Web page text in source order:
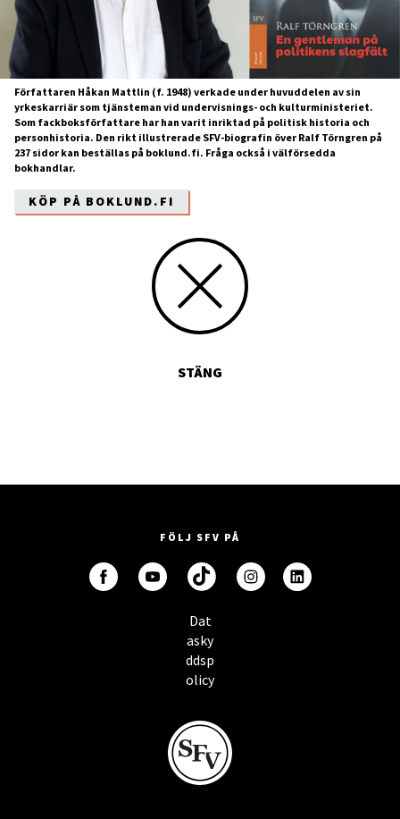
Författaren Håkan Mattlin (f. 1948) verkade under huvuddelen av sin
yrkeskarriär som tjänsteman vid undervisnings- och kulturministeriet.
Som fackboksförfattare har han varit inriktad på politisk historia och
personhistoria. Den rikt illustrerade SFV-biografin över Ralf Törngren på
237 sidor kan beställas på boklund.fi. Fråga också i välförsedda
bokhandlar.
KÖP PÅ BOKLUND.FI
STÄNG
FÖLJ SFV PÅ
Dat
asky
ddsp
olicy